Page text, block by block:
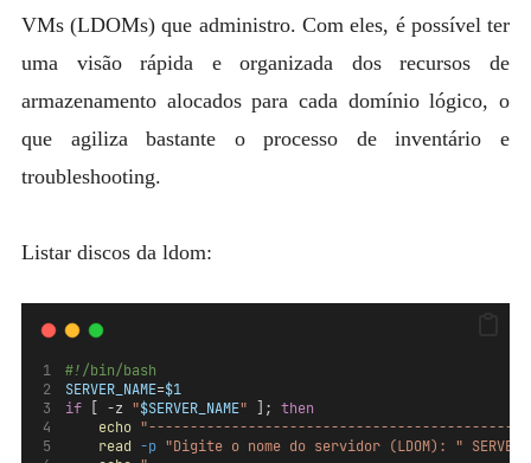
VMs (LDOMs) que administro. Com eles, é possível ter
uma visão rápida e organizada dos recursos de
armazenamento alocados para cada domínio lógico, o
que agiliza bastante o processo de inventário e
troubleshooting.
Listar discos da ldom:
#!/bin/bash
SERVER_NAME=$1
if [ -z "$SERVER_NAME" ]; then
echo
read -p "Digite o nome do servidor (LDOM): "